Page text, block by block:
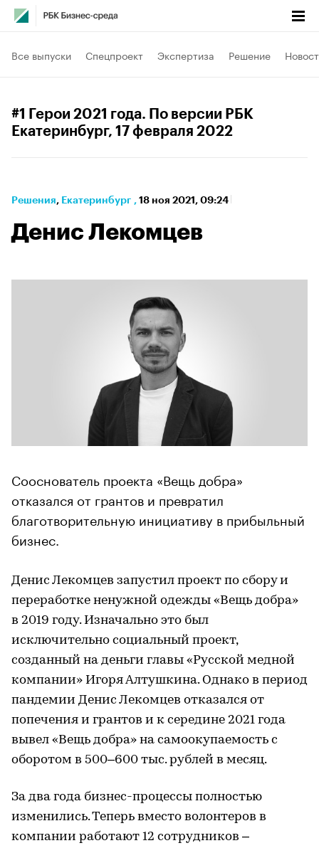
Все выпуски Спецпроект Экспертиза Решение
#1 Герои 2021 года. По версии РБК
Екатеринбург, 17 февраля 2022
Решения⁠, Екатеринбург , 18 ноя 2021, 09:24
Денис Лекомцев
Cооснователь проекта «Вещь добра»
отказался от грантов и превратил
благотворительную инициативу в прибыльный
бизнес.
Денис Лекомцев запустил проект по сбору и
переработке ненужной одежды «Вещь добра»
в 2019 году. Изначально это был
исключительно социальный проект,
созданный на деньги главы «Русской медной
компании» Игоря Алтушкина. Однако в период
пандемии Денис Лекомцев отказался от
попечения и грантов и к середине 2021 года
вывел «Вещь добра» на самоокупаемость с
оборотом в 500–600 тыс. рублей в месяц.
За два года бизнес-процессы полностью
изменились. Теперь вместо волонтеров в
компании работают 12 сотрудников –